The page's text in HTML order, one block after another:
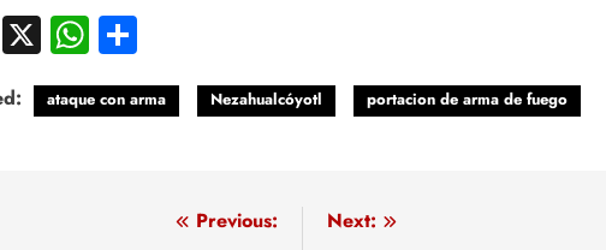
Facebook
X WhatsApp
ataque con arma Nezahualcóyotl portacion de arma de fuego
Previous:
Next: